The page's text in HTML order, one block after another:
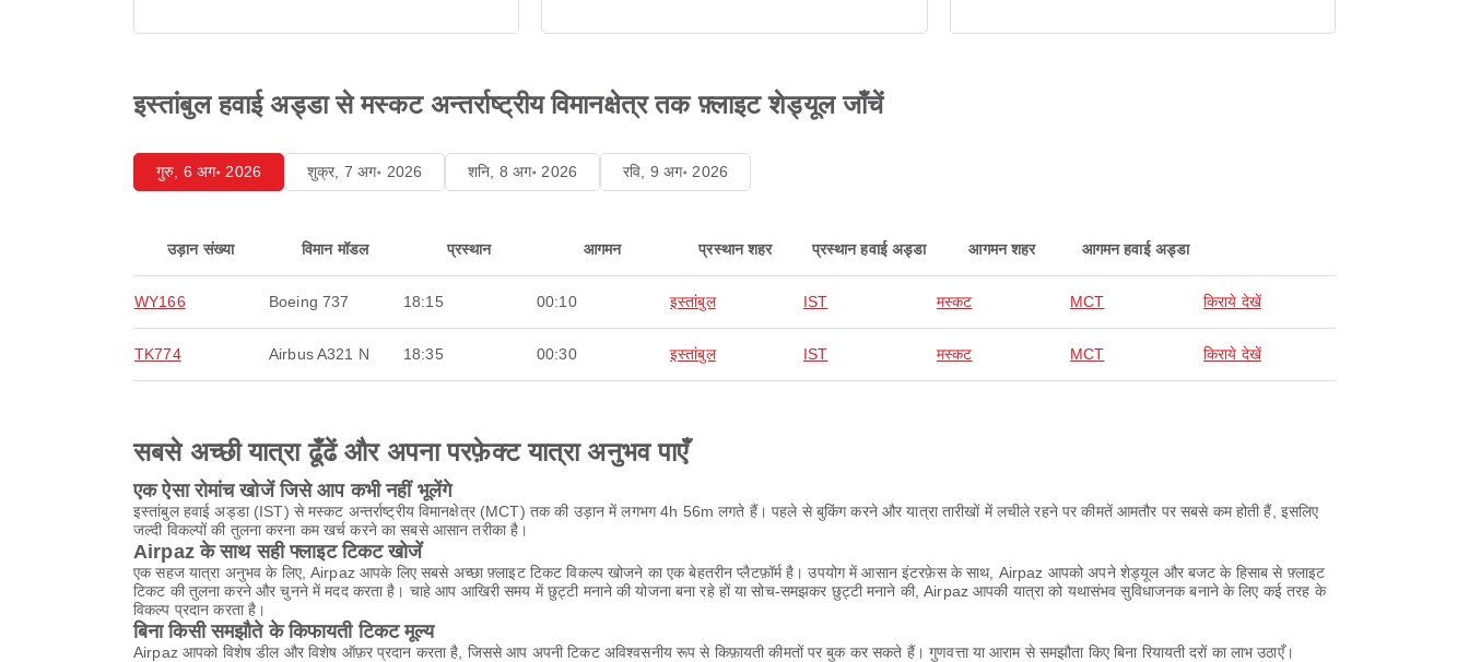
इस्तांबुल हवाई अड्डा से मस्कट अन्तर्राष्ट्रीय विमानक्षेत्र तक फ़्लाइट शेड्यूल जाँचें
गुरु, 6 अग॰ 2026 शुक्र, 7 अग॰ 2026 शनि, 8 अग॰ 2026 रवि, 9 अग॰ 2026
उड़ान संख्या विमान मॉडल प्रस्थान आगमन प्रस्थान शहर प्रस्थान हवाई अड्डा आगमन शहर आगमन हवाई अड्डा
WY166 Boeing 737 18:15 00:10 इस्तांबुल IST मस्कट MCT किराये देखें
TK774 Airbus A321 N 18:35 00:30 इस्तांबुल IST मस्कट MCT किराये देखें
सबसे अच्छी यात्रा ढूँढें और अपना परफ़ेक्ट यात्रा अनुभव पाएँ
एक ऐसा रोमांच खोजें जिसे आप कभी नहीं भूलेंगे
इस्तांबुल हवाई अड्डा (IST) से मस्कट अन्तर्राष्ट्रीय विमानक्षेत्र (MCT) तक की उड़ान में लगभग 4h 56m लगते हैं। पहले से बुकिंग करने और यात्रा तारीखों में लचीले रहने पर कीमतें आमतौर पर सबसे कम होती हैं, इसलिए
जल्दी विकल्पों की तुलना करना कम खर्च करने का सबसे आसान तरीका है।
Airpaz के साथ सही फ्लाइट टिकट खोजें
एक सहज यात्रा अनुभव के लिए, Airpaz आपके लिए सबसे अच्छा फ़्लाइट टिकट विकल्प खोजने का एक बेहतरीन प्लैटफ़ॉर्म है। उपयोग में आसान इंटरफ़ेस के साथ, Airpaz आपको अपने शेड्यूल और बजट के हिसाब से फ़्लाइट
टिकट की तुलना करने और चुनने में मदद करता है। चाहे आप आखिरी समय में छुट्टी मनाने की योजना बना रहे हों या सोच-समझकर छुट्टी मनाने की, Airpaz आपकी यात्रा को यथासंभव सुविधाजनक बनाने के लिए कई तरह के
विकल्प प्रदान करता है।
बिना किसी समझौते के किफायती टिकट मूल्य
Airpaz आपको विशेष डील और विशेष ऑफ़र प्रदान करता है, जिससे आप अपनी टिकट अविश्वसनीय रूप से किफ़ायती कीमतों पर बुक कर सकते हैं। गुणवत्ता या आराम से समझौता किए बिना रियायती दरों का लाभ उठाएँ।